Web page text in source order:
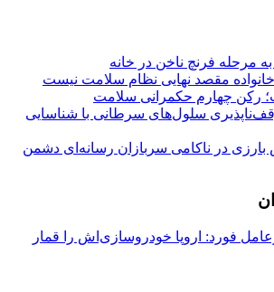
مرحله فرنچ ناخن در خانه
مقصد نهایی نظام سلامت نیست
رکن چهارم حکمرانی سلامت
سلول‌های سرطانی با شناسایی
بارزی در ناکامی سربازان رسانه‌ای دشمن
فورد: اروپا خودروسازی‌اش را قمار